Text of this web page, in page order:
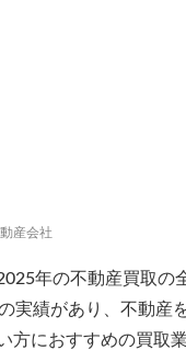
産会社
年の不動産買取の
実績があり、不動産
方におすすめの買取業